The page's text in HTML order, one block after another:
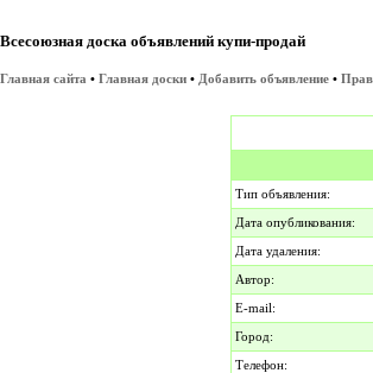
Всесоюзная доска объявлений купи-продай
Главная сайта • Главная доски • Добавить объявление •
Тип объявления:
Дата опубликования:
Дата удаления:
Автор:
E-mail:
Город:
Телефон: